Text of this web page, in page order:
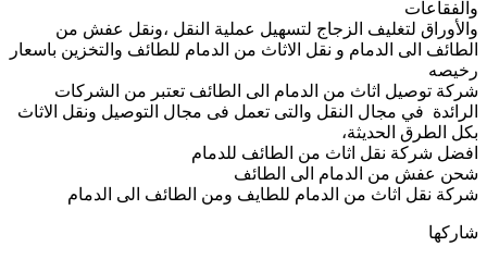
والفقاعات
والأوراق لتغليف الزجاج لتسهيل عملية النقل ،ونقل عفش من
الطائف الى الدمام و نقل الاثاث من الدمام للطائف والتخزين باسعار
رخيصه
شركة توصيل اثاث من الدمام الى الطائف تعتبر من الشركات
الرائدة في مجال النقل والتى تعمل فى مجال التوصيل ونقل الاثاث
بكل الطرق الحديثة،
افضل شركة نقل اثاث من الطائف للدمام
شحن عفش من الدمام الى الطائف
شركة نقل اثاث من الدمام للطايف ومن الطائف الى الدمام
شاركها